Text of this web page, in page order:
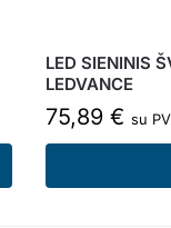
LED SIENINIS
LEDVANCE
75,89 € su